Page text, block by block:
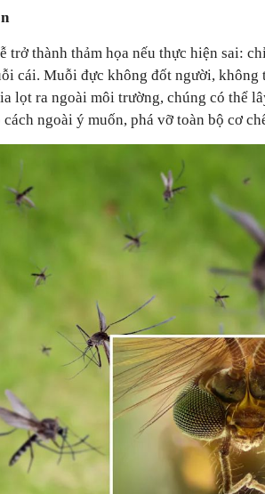
trở thành thảm họa nếu thực hiện sai:
cái. Muỗi đực không đốt người, không
lọt ra ngoài môi trường, chúng có thể
ngoài ý muốn, phá vỡ toàn bộ cơ